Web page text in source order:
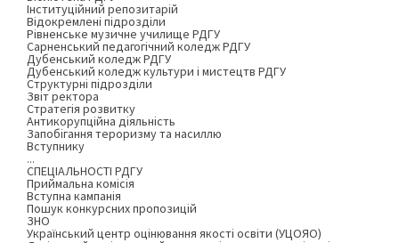
Інституційний репозитарій
Відокремлені підрозділи
Рівненське музичне училище РДГУ
Сарненський педагогічний коледж РДГУ
Дубенський коледж РДГУ
Дубенський коледж культури і мистецтв РДГУ
Структурні підрозділи
Звіт ректора
Стратегія розвитку
Антикорупційна діяльність
Запобігання тероризму та насиллю
Вступнику
...
СПЕЦІАЛЬНОСТІ РДГУ
Приймальна комісія
Вступна кампанія
Пошук конкурсних пропозицій
ЗНО
Український центр оцінювання якості освіти (УЦОЯО)